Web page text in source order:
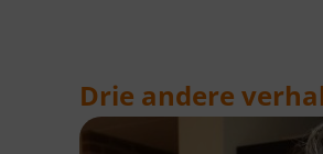
Drie andere